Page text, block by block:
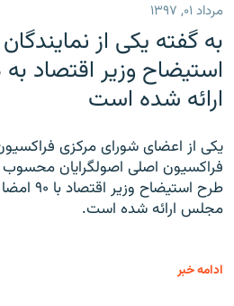
مرداد ۰۱, ۱۳۹۷
به گفته یکی از
استیضاح وزیر اقتصاد
ارائه شده است
یکی از اعضای شورای مرکزی
فراکسیون اصلی اصولگرایان
طرح
مجلس ارائه شده است.
ادامه خبر